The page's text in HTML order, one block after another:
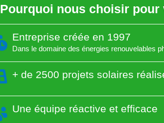
Pourquoi nous choisir pour
Entreprise créée en 1997
Dans le domaine des énergies renouvelables
+ de 2500 projets solaires
Une équipe réactive et efficace